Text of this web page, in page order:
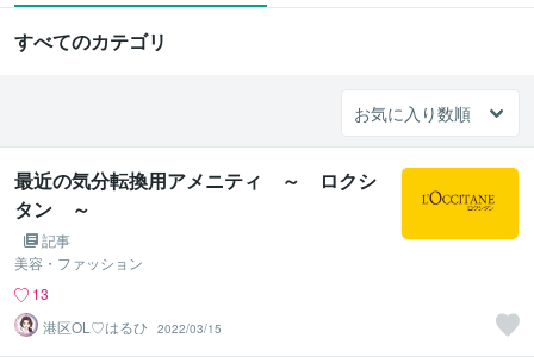
すべてのカテゴリ
最近の気分転換用アメニティ ～ ロクシ
タン ～
記事
美容・ファッション
13
港区OL♡はるひ
2022/03/15